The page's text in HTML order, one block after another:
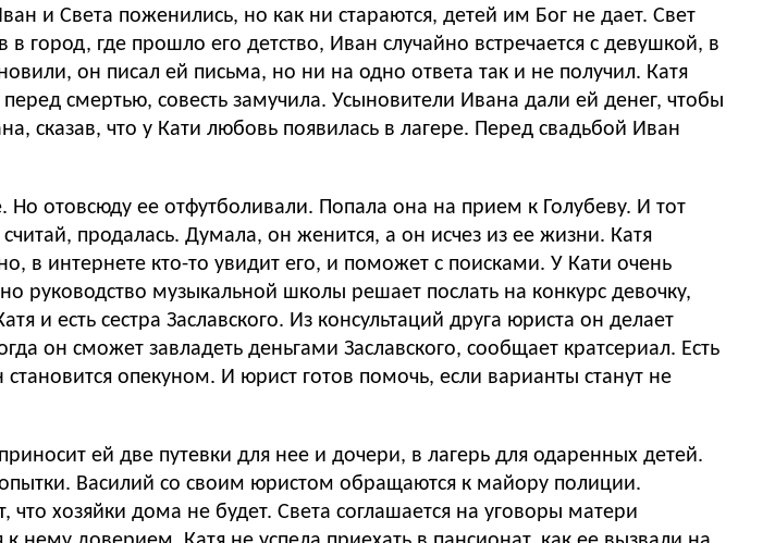
и Света поженились, но как ни стараются, детей им Бог не дает. Свет
город, где прошло его детство, Иван случайно встречается с девушкой, в
он писал ей письма, но ни на одно ответа так и не получил. Катя
смертью, совесть замучила. Усыновители Ивана дали ей денег, чтобы
сказав, что у Кати любовь появилась в лагере. Перед свадьбой Иван
в интернете кто-то увидит его, и поможет с поисками. У Кати очень
руководство музыкальной школы решает послать на конкурс девочку,
и есть сестра Заславского. Из консультаций друга юриста он делает
он сможет завладеть деньгами Заславского, сообщает кратсериал. Есть
опекуном. И юрист готов помочь, если варианты станут не
ей две путевки для нее и дочери, в лагерь для одаренных детей.
Василий со своим юристом обращаются к майору полиции.
хозяйки дома не будет. Света соглашается на уговоры матери